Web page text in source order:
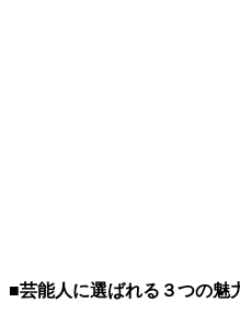
■芸能人に選ばれる３つの魅